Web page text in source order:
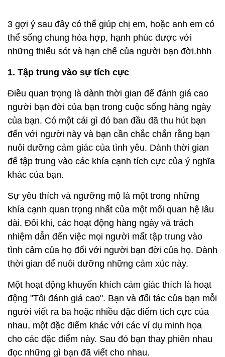
3 gợi ý sau đây có thể giúp chị em, hoặc anh em có
thể sống chung hòa hợp, hạnh phúc được với
những thiếu sót và hạn chế của người bạn đời.hhh
1. Tập trung vào sự tích cực
Điều quan trọng là dành thời gian để đánh giá cao
người bạn đời của bạn trong cuộc sống hàng ngày
của bạn. Có một cái gì đó ban đầu đã thu hút bạn
đến với người này và bạn cần chắc chắn rằng bạn
nuôi dưỡng cảm giác của tình yêu. Dành thời gian
để tập trung vào các khía cạnh tích cực của ý nghĩa
khác của bạn.
Sự yêu thích và ngưỡng mộ là một trong những
khía cạnh quan trọng nhất của một mối quan hệ lâu
dài. Đôi khi, các hoạt động hàng ngày và trách
nhiệm dẫn đến việc mọi người mất tập trung vào
tình cảm của họ đối với người bạn đời của họ. Dành
thời gian để nuôi dưỡng những cảm xúc này.
Một hoạt động khuyến khích cảm giác thích là hoạt
động "Tôi đánh giá cao". Bạn và đối tác của bạn mỗi
người viết ra ba hoặc nhiều đặc điểm tích cực của
nhau, một đặc điểm khác với các ví dụ minh họa
cho các đặc điểm này. Sau đó bạn thay phiên nhau
đọc những gì bạn đã viết cho nhau.